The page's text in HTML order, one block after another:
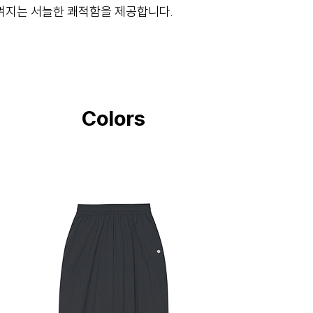
는 서늘한 쾌적함을 제공합니다.
Colors